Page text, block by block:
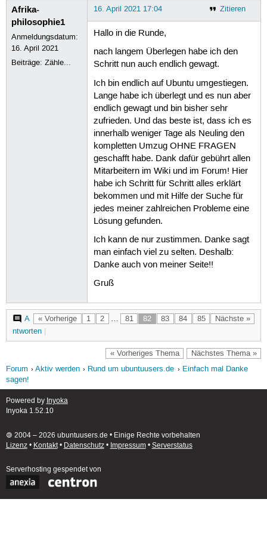
Afrika-
philosophie1
Anmeldungsdatum:
16. April 2021
Beiträge:Zähle...
Zitieren
16. April 2021 17:04
Hallo in die Runde,
nach langem Überlegen habe ich den
Schritt nun auch endlich gewagt.
Ich bin endlich auf Ubuntu umgestiegen.
Lange habe ich überlegt und es nun aber
endlich gewagt und bin bisher sehr
zufrieden. Und das beste ist, dass ich es
innerhalb weniger Tage als Neuling den
kompletten Umzug OHNE FRAGEN
geschafft habe. Dank dafür gebührt allen
Mitarbeitern im Wiki und im Forum! Hier
habe ich Schritt für Schritt alles erklärt
bekommen und mit Hilfe der Suche für
jedes meiner zahlreichen Probleme eine
Lösung gefunden.
Ich kann de nur zustimmen. Danke sagt
man einfach viel zu selten. Deshalb:
Danke auch von meiner Seite!!
Gruß
« Vorherige 1 2 … 81 82 83 84 85 Nächste »
A
ntworten|
« Vorheriges Thema Nächstes Thema »
Forum Aktiv werden Rund um ubuntuusers.de
Einfach mal Danke
sagen!
Powered by Inyoka
Inyoka 1.52.10
🄯 2004 – 2026 ubuntuusers.de • Einige Rechte vorbehalten
Lizenz• Kontakt• Datenschutz• Impressum• Serverstatus
Serverhosting gespendet von